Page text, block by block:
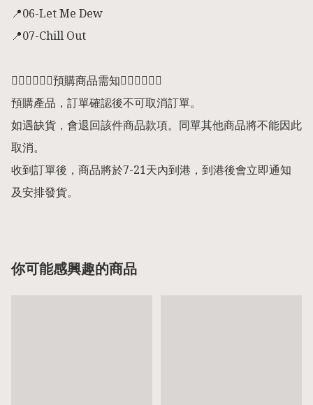
📍06-Let Me Dew
📍07-Chill Out
👇🏻👇🏻👇🏻預購商品需知👇🏻👇🏻👇🏻
預購產品，訂單確認後不可取消訂單。
如遇缺貨，會退回該件商品款項。同單其他商品將不能因此
取消。
收到訂單後，商品將於7-21天內到港，到港後會立即通知
及安排發貨。
你可能感興趣的商品